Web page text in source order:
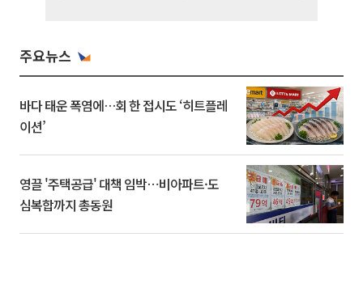
주요뉴스
바다 태운 폭염에…회 한 접시도 ‘히트플레
이션’
영끌 '주택공급' 대책 임박⋯비아파트·도
심복합까지 총동원